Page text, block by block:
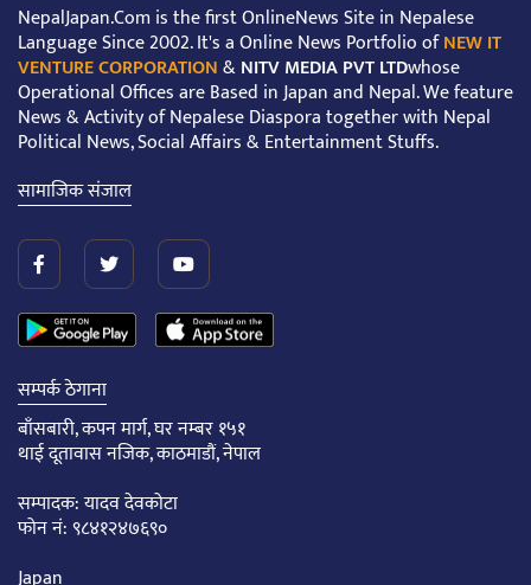
NepalJapan.Com is the first OnlineNews Site in Nepalese
Language Since 2002. It's a Online News Portfolio ofNEW IT
VENTURE CORPORATION&NITV MEDIA PVT LTDwhose
Operational Offices are Based in Japan and Nepal. We feature
News & Activity of Nepalese Diaspora together with Nepal
Political News, Social Affairs & Entertainment Stuffs.
सामाजिक संजाल
सम्पर्क ठेगाना
बाँसबारी, कपन मार्ग, घर नम्बर १५१
थाई दूतावास नजिक, काठमाडौं, नेपाल
सम्पादक: यादव देवकोटा
फोन नं: ९८४१२४७६९०